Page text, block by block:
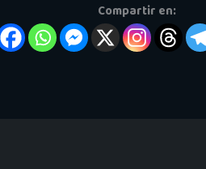
Compartir en: